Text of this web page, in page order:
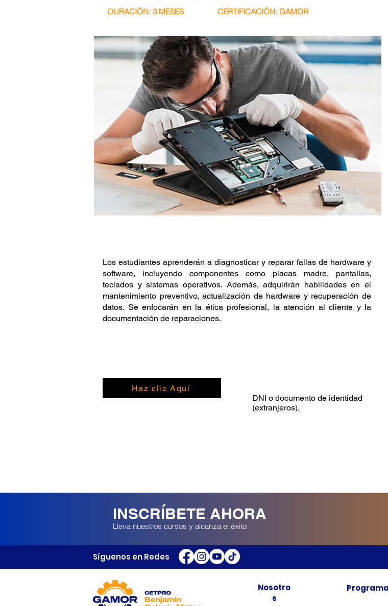
DURACIÓN: 3 MESES CERTIFICACIÓN: GAMOR
Los estudiantes aprenderán a diagnosticar y reparar fallas de hardware y
software, incluyendo componentes como placas madre, pantallas,
teclados y sistemas operativos. Además, adquirirán habilidades en el
mantenimiento preventivo, actualización de hardware y recuperación de
datos. Se enfocarán en la ética profesional, la atención al cliente y la
documentación de reparaciones.
Haz clic Aquí
DNI o documento de identidad
(extranjeros).
INSCRÍBETE AHORA
Lleva nuestros cursos y alcanza el éxito
Síguenos en Redes
Nosotro
s